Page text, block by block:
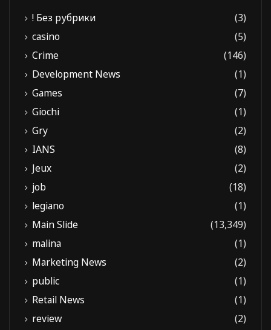
! Без рубрики
(3)
casino
(5)
Crime
(146)
Development News
(1)
Games
(7)
Giochi
(1)
Gry
(2)
IANS
(8)
Jeux
(2)
job
(18)
legiano
(1)
Main Slide
(13,349)
malina
(1)
Marketing News
(2)
public
(1)
Retail News
(1)
review
(2)